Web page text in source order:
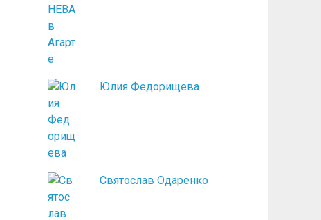
Юлия Федорищева
Святослав Одаренко